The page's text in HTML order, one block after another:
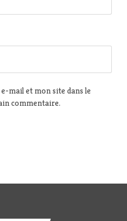
mail et mon site dans le
commentaire.